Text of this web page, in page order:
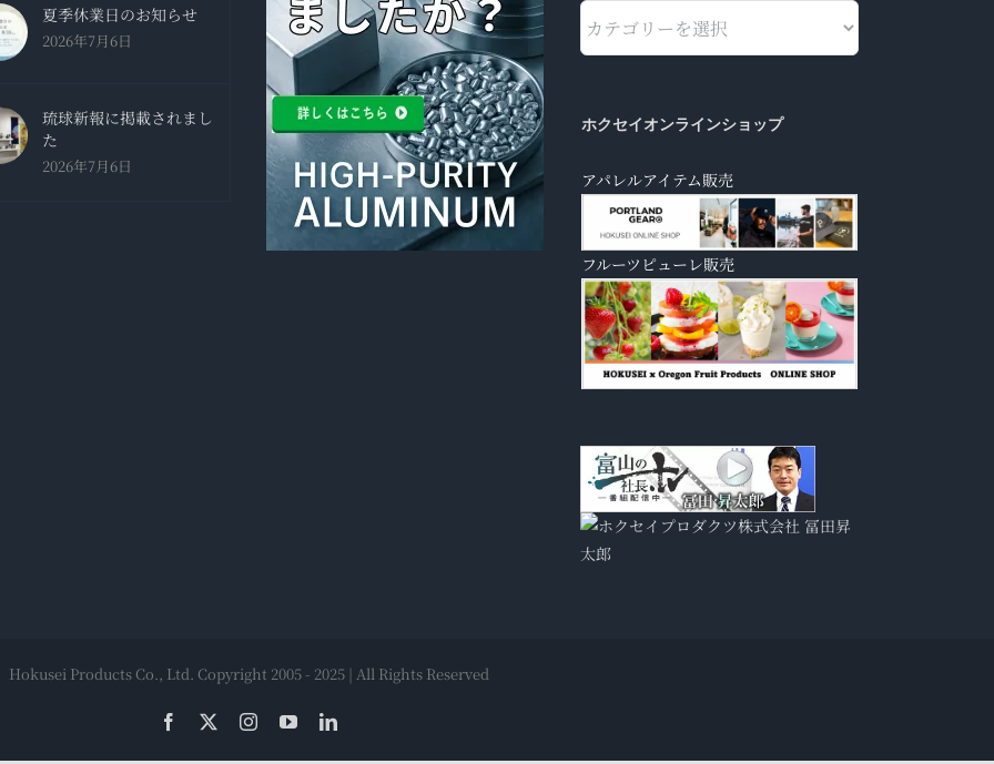
夏季休業日のお知らせ
2026年7月6日
琉球新報に掲載されまし
た
2026年7月6日
Category
ホクセイオンラインショップ
アパレルアイテム販売
フルーツピューレ販売
Hokusei Products Co., Ltd. Copyright 2005 - 2025 | All Rights Reserved
Facebook InstagramYouTubeLinkedIn